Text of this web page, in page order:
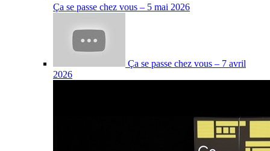
Ça se passe chez vous – 5 mai 2026
Ça se passe chez vous – 7 avril
2026